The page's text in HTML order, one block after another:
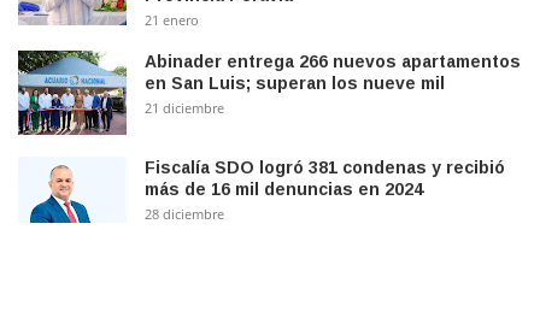
21 enero
Abinader entrega 266 nuevos apartamentos
en San Luis; superan los nueve mil
21 diciembre
Fiscalía SDO logró 381 condenas y recibió
más de 16 mil denuncias en 2024
28 diciembre